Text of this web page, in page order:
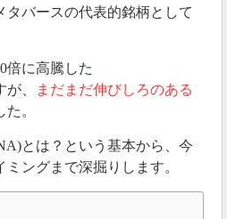
タバースの代表的銘柄として
倍に高騰した
、
まだまだ伸びしろのある
。
とは？という基本から、今
ングまで深掘りします。